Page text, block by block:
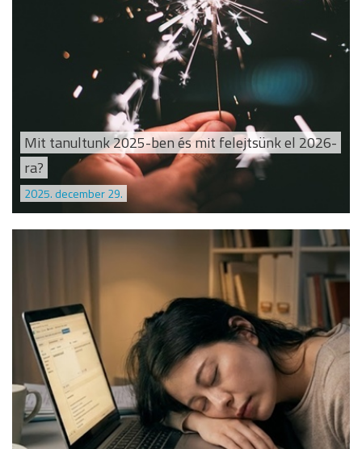
Mit tanultunk 2025-ben és mit felejtsünk el 2026-
ra?
2025. december 29.